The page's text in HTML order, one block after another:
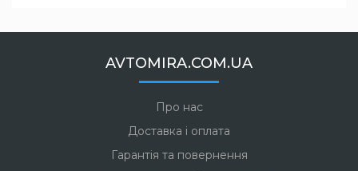
AVTOMIRA.COM.UA
Про нас
Доставка і оплата
Гарантія та повернення